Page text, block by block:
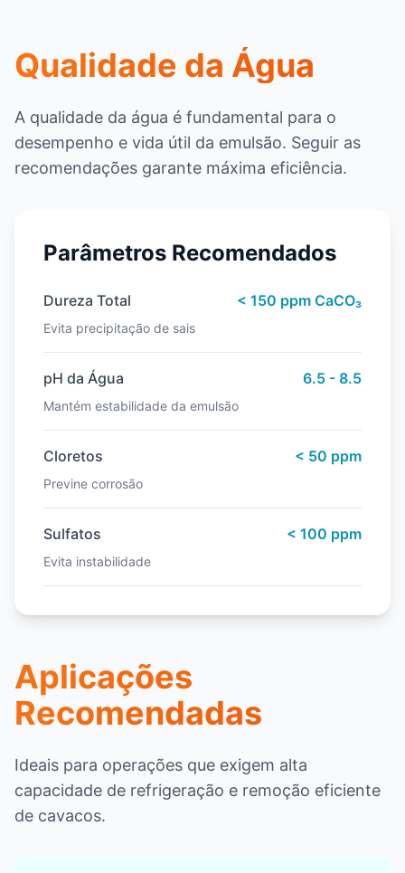
Qualidade da Água
A qualidade da água é fundamental para o
desempenho e vida útil da emulsão. Seguir as
recomendações garante máxima eficiência.
Parâmetros Recomendados
Dureza Total < 150 ppm CaCO₃
Evita precipitação de sais
pH da Água 6.5 - 8.5
Mantém estabilidade da emulsão
Cloretos < 50 ppm
Previne corrosão
Sulfatos < 100 ppm
Evita instabilidade
Aplicações
Recomendadas
Ideais para operações que exigem alta
capacidade de refrigeração e remoção eficiente
de cavacos.